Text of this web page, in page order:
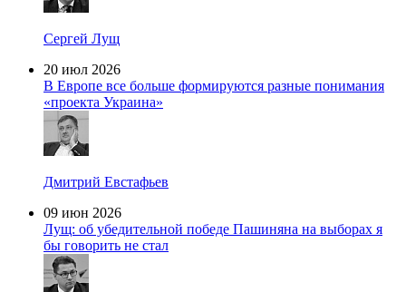
Сергей Лущ
20 июл 2026
В Европе все больше формируются разные понимания
«проекта Украина»
Дмитрий Евстафьев
09 июн 2026
Лущ: об убедительной победе Пашиняна на выборах я
бы говорить не стал